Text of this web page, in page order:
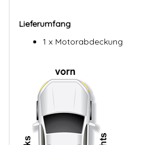
Lieferumfang
1 x Motorabdeckung